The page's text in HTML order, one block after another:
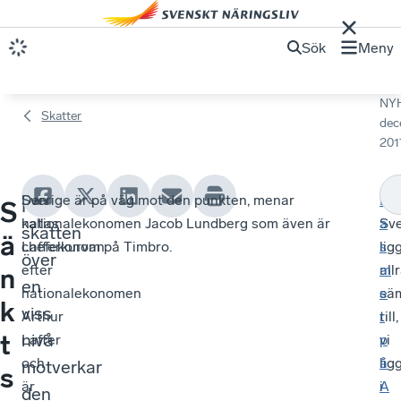
Sök Meny
Skatter
S
ä
n
k
t
s
Höjs
skatten
över
en
viss
nivå
motverkar
den
Den
kallas
Lafferkurvan
efter
nationalekonomen
Arthur
Laffer
och
är
Sverige är på väg mot den punkten, menar
nationalekonomen Jacob Lundberg som även är
chefekonom på Timbro.
-
till,
vi
i
L
ä
s
m
e
r
p
å
A